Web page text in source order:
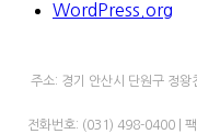
WordPress.org
주소: 경기 안산시 단원구 정
전화번호: (031) 498-0400 |